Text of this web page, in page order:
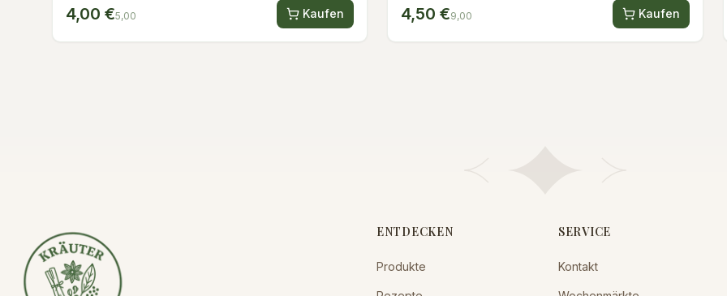
4,00 €5,00 Kaufen 4,50 €9,00 Kaufen
ENTDECKEN
Produkte
SERVICE
Kontakt